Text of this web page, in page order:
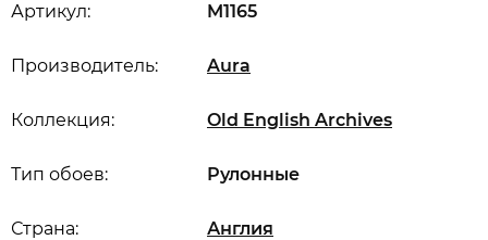
Артикул: M1165
Производитель: Aura
Коллекция: Old English Archives
Страна: Англия
Тип обоев: Рулонные